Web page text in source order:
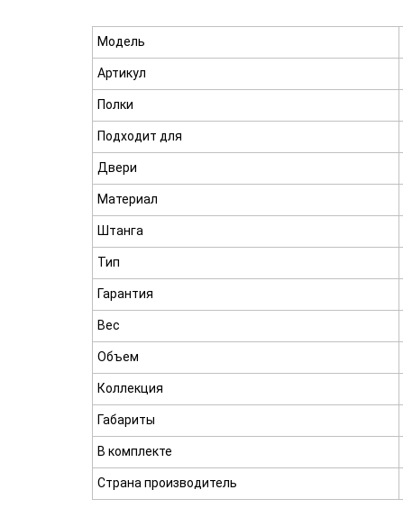
Модель
Артикул
Полки
Подходит для
Двери
Материал
Штанга
Тип
Гарантия
Вес
Объем
Коллекция
Габариты
В комплекте
Страна производитель